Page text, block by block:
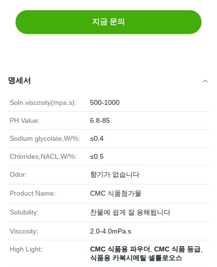
지금 문의
명세서
Soln.viscosity(mpa.s): 500-1000
PH Value: 6.8-85
Sodium glycolate,W/%: ≤0.4
Chlorides,NACL.W/%: ≤0.5
Odor: 향기가 없습니다
Product Name: CMC 식품첨가물
Solubility: 찬물에 쉽게 잘 용해됩니다
Viscosity: 2.0-4.0mPa.s
High Light: CMC 식품용 파우더 CMC 식품 등급
식품용 카복시메틸 셀룰로오스